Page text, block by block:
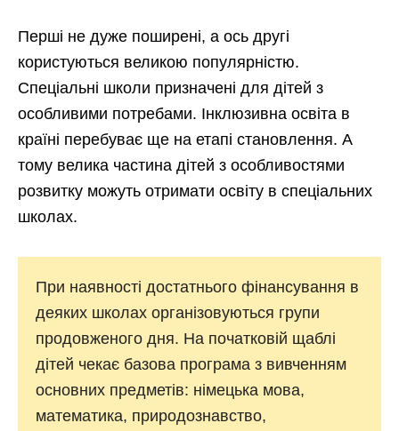
Перші не дуже поширені, а ось другі
користуються великою популярністю.
Спеціальні школи призначені для дітей з
особливими потребами. Інклюзивна освіта в
країні перебуває ще на етапі становлення. А
тому велика частина дітей з особливостями
розвитку можуть отримати освіту в спеціальних
школах.
При наявності достатнього фінансування в
деяких школах організовуються групи
продовженого дня. На початковій щаблі
дітей чекає базова програма з вивченням
основних предметів: німецька мова,
математика, природознавство,